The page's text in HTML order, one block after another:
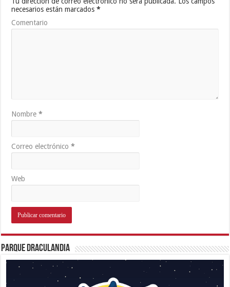
necesarios están marcados*
Comentario
Nombre*
Correo electrónico*
Web
Parque Draculandia